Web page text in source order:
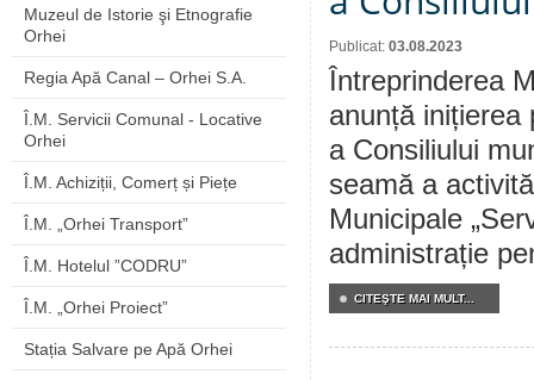
Muzeul de Istorie şi Etnografie
Orhei
Regia Apă Canal – Orhei S.A.
Î.M. Servicii Comunal - Locative
Orhei
Î.M. Achiziții, Comerț și Piețe
Î.M. „Orhei Transport”
Î.M. Hotelul ”CODRU”
Î.M. „Orhei Proiect”
Stația Salvare pe Apă Orhei
Publicat: 03.08.2023
Întreprinderea
anunță inițierea
a Consiliului
seamă a
Municipale
administrație
CITEŞTE MAI MULT...